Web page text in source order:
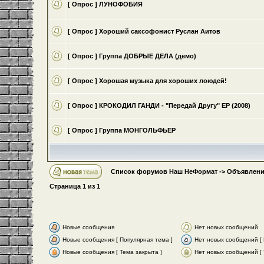
[ Опрос ] ЛУНОФОБИЯ
[ Опрос ] Хороший саксофонист Руслан Аитов
[ Опрос ] Группа ДОБРЫЕ ДЕЛА (демо)
[ Опрос ] Хорошая музыка для хороших лоюдей!
[ Опрос ] КРОКОДИЛ ГАНДИ - "Передай Другу" ЕР (2008)
[ Опрос ] Группа МОНГОЛЬФЬЕР
Список форумов Наш НеФормат->
Страница 1из 1
Новые сообщения
Нет новых сообщений
Новые сообщения [ Популярная тема ]
Нет новых сообщений [
Новые сообщения [ Тема закрыта ]
Нет новых сообщений [